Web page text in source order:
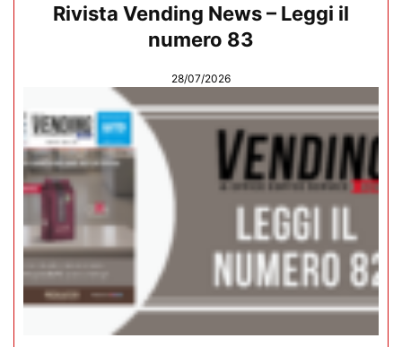
Rivista Vending News – Leggi il
numero 83
28/07/2026